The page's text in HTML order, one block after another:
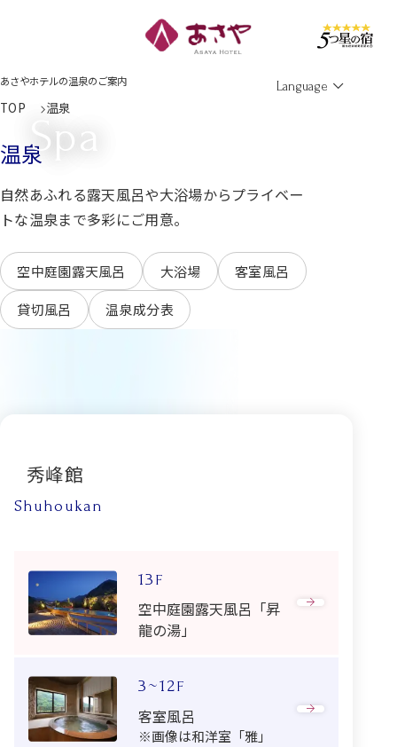
あさやホテルの温泉のご案内 Language
TOP 温泉
Spa
温泉
自然あふれる露天風呂や大浴場からプライベー
トな温泉まで多彩にご用意。
空中庭園露天風呂 大浴場 客室風呂
貸切風呂 温泉成分表
秀峰館
Shuhoukan
13 F
空中庭園露天風呂「昇
龍の湯」
3~12F
客室風呂
※画像は和洋室「雅」